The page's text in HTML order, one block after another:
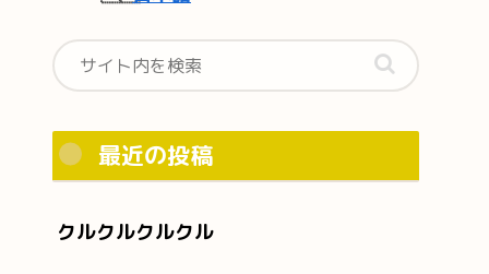
最近の投稿
クルクルクルクル